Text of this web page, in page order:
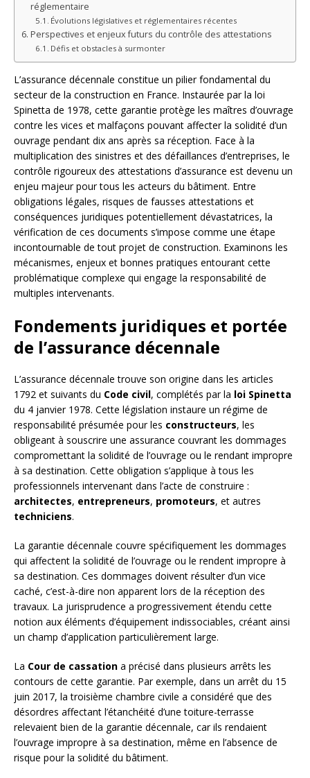
réglementaire
Évolutions législatives et réglementaires récentes
Perspectives et enjeux futurs du contrôle des attestations
Défis et obstacles à surmonter
L’assurance décennale constitue un pilier fondamental du
secteur de la construction en France. Instaurée par la loi
Spinetta de 1978, cette garantie protège les maîtres d’ouvrage
contre les vices et malfaçons pouvant affecter la solidité d’un
ouvrage pendant dix ans après sa réception. Face à la
multiplication des sinistres et des défaillances d’entreprises, le
contrôle rigoureux des attestations d’assurance est devenu un
enjeu majeur pour tous les acteurs du bâtiment. Entre
obligations légales, risques de fausses attestations et
conséquences juridiques potentiellement dévastatrices, la
vérification de ces documents s’impose comme une étape
incontournable de tout projet de construction. Examinons les
mécanismes, enjeux et bonnes pratiques entourant cette
problématique complexe qui engage la responsabilité de
multiples intervenants.
Fondements juridiques et portée
de l’assurance décennale
L’assurance décennale trouve son origine dans les articles
1792 et suivants du Code civil, complétés par la loi Spinetta
du 4 janvier 1978. Cette législation instaure un régime de
responsabilité présumée pour les constructeurs, les
obligeant à souscrire une assurance couvrant les dommages
compromettant la solidité de l’ouvrage ou le rendant impropre
à sa destination. Cette obligation s’applique à tous les
professionnels intervenant dans l’acte de construire :
architectes, entrepreneurs, promoteurs, et autres
techniciens.
La garantie décennale couvre spécifiquement les dommages
qui affectent la solidité de l’ouvrage ou le rendent impropre à
sa destination. Ces dommages doivent résulter d’un vice
caché, c’est-à-dire non apparent lors de la réception des
travaux. La jurisprudence a progressivement étendu cette
notion aux éléments d’équipement indissociables, créant ainsi
un champ d’application particulièrement large.
La Cour de cassation a précisé dans plusieurs arrêts les
contours de cette garantie. Par exemple, dans un arrêt du 15
juin 2017, la troisième chambre civile a considéré que des
désordres affectant l’étanchéité d’une toiture-terrasse
relevaient bien de la garantie décennale, car ils rendaient
l’ouvrage impropre à sa destination, même en l’absence de
risque pour la solidité du bâtiment.